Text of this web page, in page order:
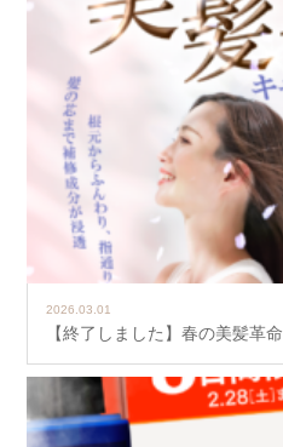
2026.03.01
【終了しました】春の美髪革命